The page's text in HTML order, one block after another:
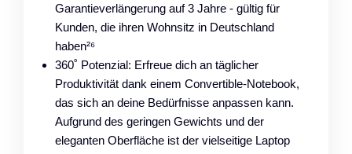
Garantieverlängerung auf 3 Jahre - gültig für
Kunden, die ihren Wohnsitz in Deutschland
haben²⁶
360˚ Potenzial: Erfreue dich an täglicher
Produktivität dank einem Convertible-Notebook,
das sich an deine Bedürfnisse anpassen kann.
Aufgrund des geringen Gewichts und der
eleganten Oberfläche ist der vielseitige Laptop